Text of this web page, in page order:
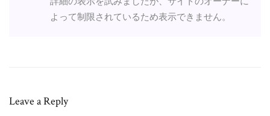
よって制限されているため表示できません。
Leave a Reply